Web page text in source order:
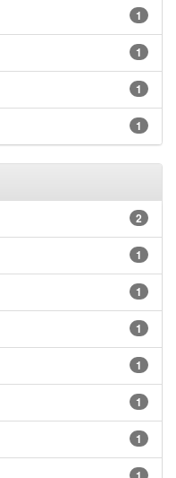
1
1
1
1
2
1
1
1
1
1
1